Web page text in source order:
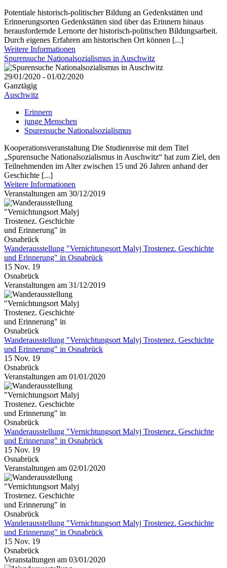
Potentiale historisch-politischer Bildung an Gedenkstätten und
Erinnerungsorten Gedenkstätten sind über das Erinnern hinaus
herausfordernde Lernorte der historisch-politischen Bildungsarbeit.
Durch eigenes Erfahren am historischen Ort können [...]
Weitere Informationen
Spurensuche Nationalsozialismus in Auschwitz
29/01/2020 - 01/02/2020
Ganztägig
Auschwitz
Erinnern
junge Menschen
Spurensuche Nationalsozialismus
Kooperationsveranstaltung Die Studienreise mit dem Titel
„Spurensuche Nationalsozialismus in Auschwitz“ hat zum Ziel, den
Teilnehmenden im Alter zwischen 15 und 26 Jahren anhand der
Geschichte [...]
Weitere Informationen
Veranstaltungen am 30/12/2019
Wanderausstellung "Vernichtungsort Malyj Trostenez. Geschichte
und Erinnerung" in Osnabrück
15 Nov. 19
Osnabrück
Veranstaltungen am 31/12/2019
Wanderausstellung "Vernichtungsort Malyj Trostenez. Geschichte
und Erinnerung" in Osnabrück
15 Nov. 19
Osnabrück
Veranstaltungen am 01/01/2020
Wanderausstellung "Vernichtungsort Malyj Trostenez. Geschichte
und Erinnerung" in Osnabrück
15 Nov. 19
Osnabrück
Veranstaltungen am 02/01/2020
Wanderausstellung "Vernichtungsort Malyj Trostenez. Geschichte
und Erinnerung" in Osnabrück
15 Nov. 19
Osnabrück
Veranstaltungen am 03/01/2020